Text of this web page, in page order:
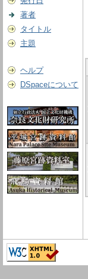
著者
タイトル
主題
ヘルプ
DSpaceについて